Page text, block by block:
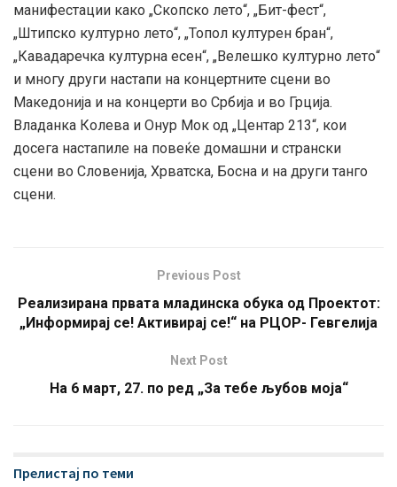
манифестации како „Скопско лето“, „Бит-фест“,
„Штипско културно лето“, „Топол културен бран“,
„Кавадаречка културна есен“, „Велешко културно лето“
и многу други настапи на концертните сцени во
Македонија и на концерти во Србија и во Грција.
Владанка Колева и Онур Мок од „Центар 213“, кои
досега настапиле на повеќе домашни и странски
сцени во Словенија, Хрватска, Босна и на други танго
сцени.
Previous Post
Реализирана првата младинска обука од Проектот:
„Информирај се! Активирај се!“ на РЦОР- Гевгелија
Next Post
На 6 март, 27. по ред „За тебе љубов моја“
Прелистај по теми